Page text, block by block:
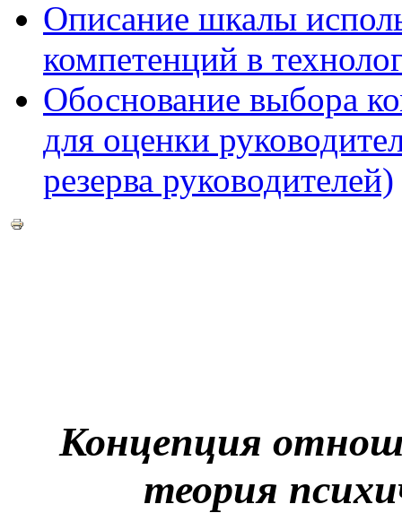
Описание шкалы
компетенций в
Обоснование выбора
для оценки
резерва руководителей)
Концепция
теория